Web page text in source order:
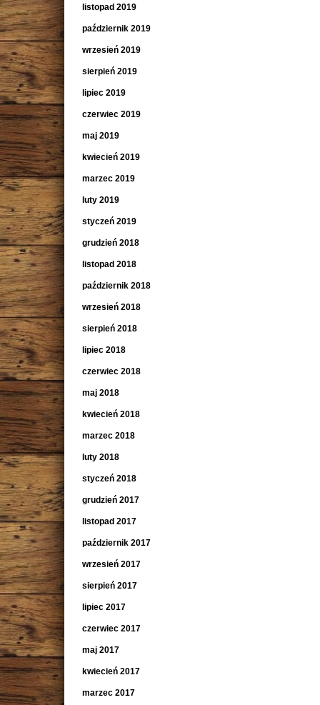
listopad 2019
październik 2019
wrzesień 2019
sierpień 2019
lipiec 2019
czerwiec 2019
maj 2019
kwiecień 2019
marzec 2019
luty 2019
styczeń 2019
grudzień 2018
listopad 2018
październik 2018
wrzesień 2018
sierpień 2018
lipiec 2018
czerwiec 2018
maj 2018
kwiecień 2018
marzec 2018
luty 2018
styczeń 2018
grudzień 2017
listopad 2017
październik 2017
wrzesień 2017
sierpień 2017
lipiec 2017
czerwiec 2017
maj 2017
kwiecień 2017
marzec 2017